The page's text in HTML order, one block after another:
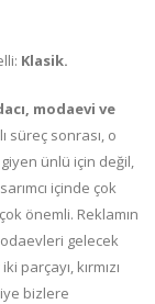
Klasik.
modaevi ve
süreç sonrası, o
giyen ünlü için değil,
içinde çok
önemli. Reklamın
gelecek
parçayı, kırmızı
bizlere